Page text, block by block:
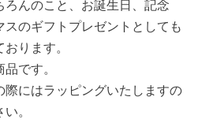
ろんのこと、お誕生日、記念
スのギフトプレゼントとしても
ります。
です。
際にはラッピングいたしますの
。